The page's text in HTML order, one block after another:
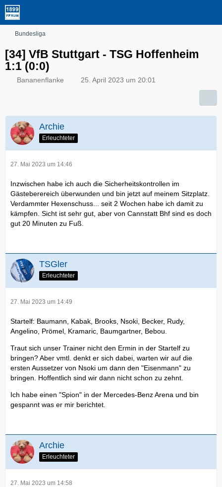
Bundesliga
[34] VfB Stuttgart - TSG Hoffenheim
1:1 (0:0)
Bananenflanke 25. April 2023 um 20:01
Archie
Erleuchteter
27. Mai 2023 um 14:46
Inzwischen habe ich auch die Sicherheitskontrollen im
Gästeberereich überwunden und bin jetzt auf meinem Sitzplatz.
Verdammter Hexenschuss... seit 2 Wochen habe ich damit zu
kämpfen. Sicht ist sehr gut, aber von Cannstatt Bhf sind es doch
gut 20 Minuten zu Fuß.
TSGler
Erleuchteter
27. Mai 2023 um 14:49
Startelf: Baumann, Kabak, Brooks, Nsoki, Becker, Rudy,
Angelino, Prömel, Kramaric, Baumgartner, Bebou.
Traut sich unser Trainer nicht den Ermin in der Startelf zu
bringen? Aber vmtl. denkt er sich dabei, warten wir auf die
ersten Aussetzer von Nsoki um dann den "Eisenmann" zu
bringen. Hoffentlich sind wir dann nicht schon zu zehnt.
Ich habe einen "Spion" in der Mercedes-Benz Arena und bin
gespannt was er mir berichtet.
Archie
Erleuchteter
27. Mai 2023 um 14:58